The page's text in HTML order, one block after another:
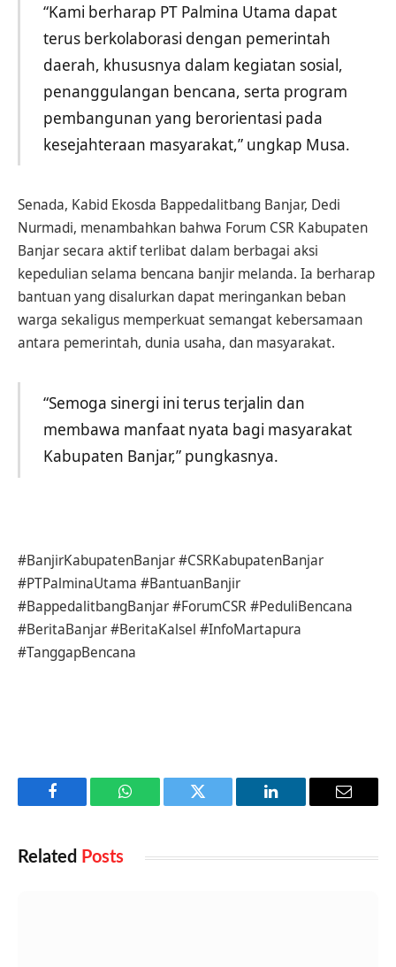
“Kami berharap PT Palmina Utama dapat
terus berkolaborasi dengan pemerintah
daerah, khususnya dalam kegiatan sosial,
penanggulangan bencana, serta program
pembangunan yang berorientasi pada
kesejahteraan masyarakat,” ungkap Musa.
Senada, Kabid Ekosda Bappedalitbang Banjar, Dedi
Nurmadi, menambahkan bahwa Forum CSR Kabupaten
Banjar secara aktif terlibat dalam berbagai aksi
kepedulian selama bencana banjir melanda. Ia berharap
bantuan yang disalurkan dapat meringankan beban
warga sekaligus memperkuat semangat kebersamaan
antara pemerintah, dunia usaha, dan masyarakat.
“Semoga sinergi ini terus terjalin dan
membawa manfaat nyata bagi masyarakat
Kabupaten Banjar,” pungkasnya.
#BanjirKabupatenBanjar #CSRKabupatenBanjar
#PTPalminaUtama #BantuanBanjir
#BappedalitbangBanjar #ForumCSR #PeduliBencana
#BeritaBanjar #BeritaKalsel #InfoMartapura
#TanggapBencana
Facebook WhatsApp Twitter LinkedIn Email
Related Posts